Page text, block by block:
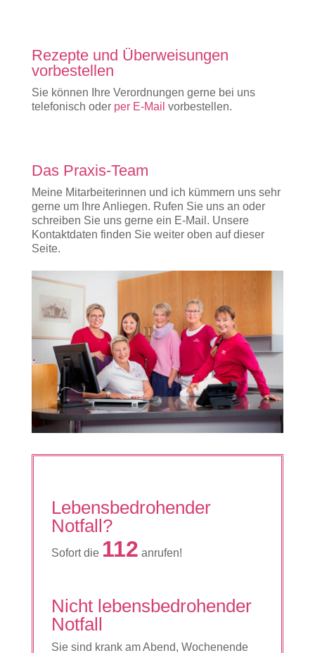
Rezepte und Überweisungen
vorbestellen
Sie können Ihre Verordnungen gerne bei uns
telefonisch oder per E-Mail vorbestellen.
Das Praxis-Team
Meine Mitarbeiterinnen und ich kümmern uns sehr
gerne um Ihre Anliegen. Rufen Sie uns an oder
schreiben Sie uns gerne ein E-Mail. Unsere
Kontaktdaten finden Sie weiter oben auf dieser
Seite.
Lebensbedrohender
Notfall?
Sofort die 112 anrufen!
Nicht lebensbedrohender
Notfall
Sie sind krank am Abend, Wochenende